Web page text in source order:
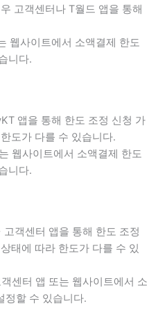
고객센터나 T월드 앱을 통해
웹사이트에서 소액결제 한도
니다.
앱을 통해 한도 조정 신청 가
도가 다를 수 있습니다.
웹사이트에서 소액결제 한도
니다.
객센터 앱을 통해 한도 조정
태에 따라 한도가 다를 수 있
센터 앱 또는 웹사이트에서 소
정할 수 있습니다.